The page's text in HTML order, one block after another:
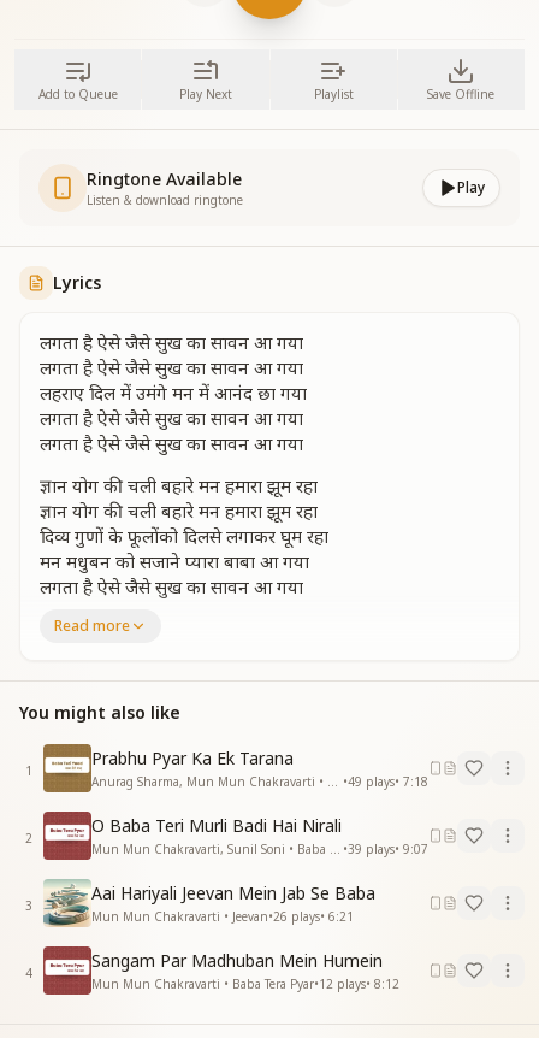
Add to Queue Play Next Playlist Save Offline
Ringtone Available
Listen & download ringtone
Play
Lyrics
लगता है ऐसे जैसे सुख का सावन आ गया
लगता है ऐसे जैसे सुख का सावन आ गया
लहराए दिल में उमंगे मन में आनंद छा गया
लगता है ऐसे जैसे सुख का सावन आ गया
लगता है ऐसे जैसे सुख का सावन आ गया
ज्ञान योग की चली बहारे मन हमारा झूम रहा
ज्ञान योग की चली बहारे मन हमारा झूम रहा
दिव्य गुणों के फूलोंको दिलसे लगाकर घूम रहा
मन मधुबन को सजाने प्यारा बाबा आ गया
लगता है ऐसे जैसे सुख का सावन आ गया
अब शुभ संकल्पो की मन में धारा बहती है
और शीतलता की लहरे ओम शांति कहती है
और शीतलता की लहरे ओम शांति कहती है
शांति की किरणे फैलाने शांति सागर आ गया
लगता है ऐसे जैसे सुख का सावन आ गया
लगता है ऐसे जैसे सुख का सावन आ गया
लहराए दिल में उमंगे मन में आनंद छा गया
लगता है ऐसे जैसे सुख का सावन आ गया
लगता है ऐसे जैसे सुख का सावन आ गया
सुख का सावन आ गया
सुख का सावन आ गया
सुख का सावन आ गया
सुख का सावन आ गया
Read more
You might also like
1
Prabhu Pyar Ka Ek Tarana
•49 plays• 7:18
2
O Baba Teri Murli Badi Hai Nirali
•39 plays• 9:07
3
Aai Hariyali Jeevan Mein Jab Se Baba
Mun Mun Chakravarti • Jeevan•26 plays• 6:21
4
Sangam Par Madhuban Mein Humein
Mun Mun Chakravarti • Baba Tera Pyar•12 plays• 8:12